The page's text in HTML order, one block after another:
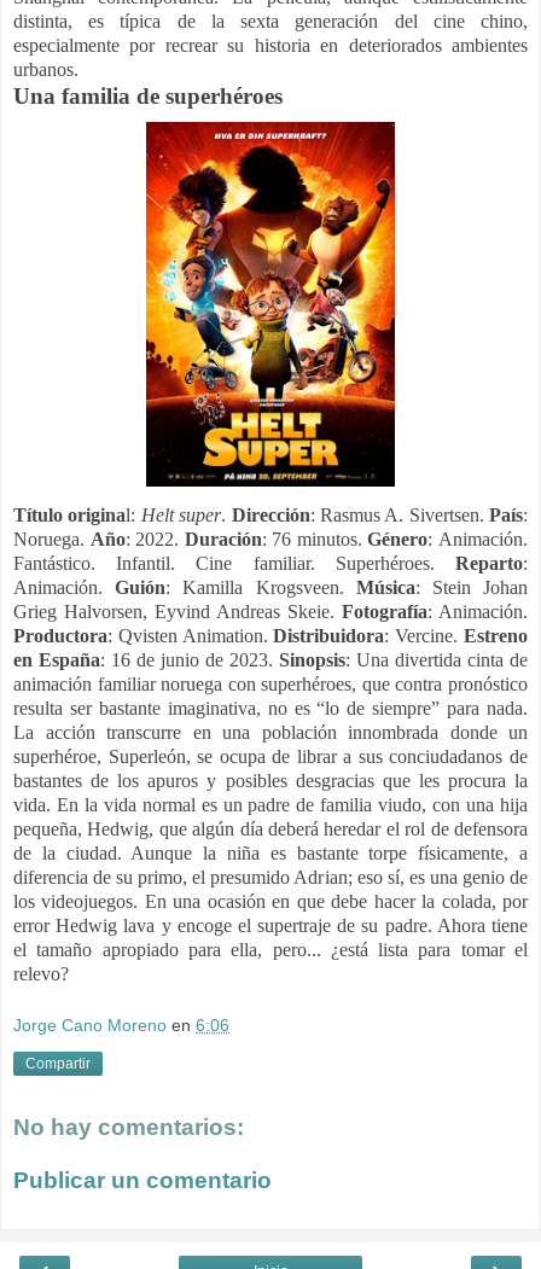
distinta, es típica de la sexta generación del cine chino,
especialmente por recrear su historia en deteriorados ambientes
urbanos.
Una familia de superhéroes
Título original: Helt super. Dirección: Rasmus A. Sivertsen. País:
Noruega. Año: 2022. Duración: 76 minutos.Género: Animación.
Fantástico. Infantil. Cine familiar. Superhéroes. Reparto:
Animación.Guión: Kamilla Krogsveen. Música: Stein Johan
Grieg Halvorsen, Eyvind Andreas Skeie. Fotografía: Animación.
Productora: Qvisten Animation.Distribuidora: Vercine.Estreno
en España: 16 de junio de 2023. Sinopsis: Una divertida cinta de
animación familiar noruega con superhéroes, que contra pronóstico
resulta ser bastante imaginativa, no es “lo de siempre” para nada.
La acción transcurre en una población innombrada donde un
superhéroe, Superleón, se ocupa de librar a sus conciudadanos de
bastantes de los apuros y posibles desgracias que les procura la
vida. En la vida normal es un padre de familia viudo, con una hija
pequeña, Hedwig, que algún día deberá heredar el rol de defensora
de la ciudad. Aunque la niña es bastante torpe físicamente, a
diferencia de su primo, el presumido Adrian; eso sí, es una genio de
los videojuegos. En una ocasión en que debe hacer la colada, por
error Hedwig lava y encoge el supertraje de su padre. Ahora tiene
el tamaño apropiado para ella, pero... ¿está lista para tomar el
relevo?
Jorge Cano Moreno en 6:06
Compartir
No hay comentarios:
Publicar un comentario